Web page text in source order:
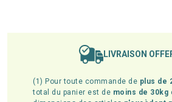
LIVRAISON
(1) Pour toute commande de plus de
total du panier est de moins de 30kg